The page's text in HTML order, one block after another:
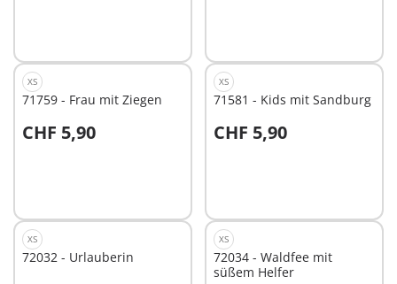
XS
71759 - Frau mit Ziegen
CHF 5,90
In den Warenkorb
XS
71581 - Kids mit Sandburg
CHF 5,90
In den Warenkorb
XS
72032 - Urlauberin
XS
72034 - Waldfee mit
süßem Helfer